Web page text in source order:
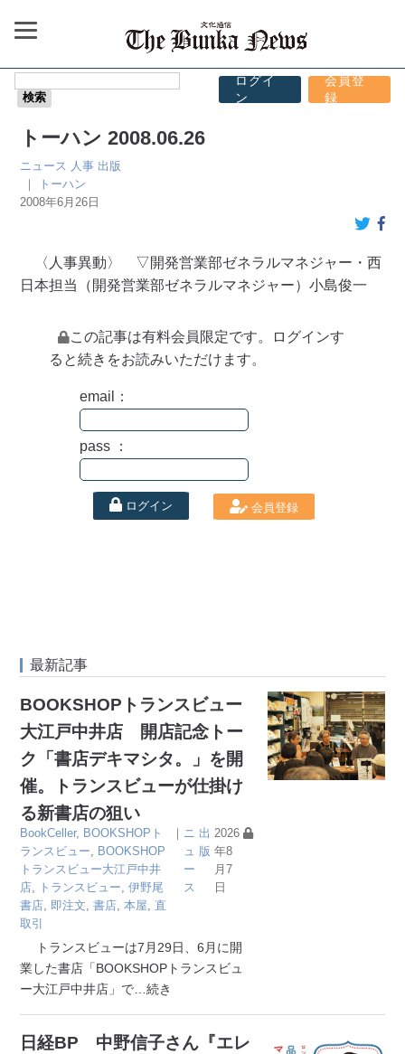
ログイ
ン
会員登
録
トーハン 2008.06.26
ニュース 人事 出版
｜
トーハン
2008年6月26日
〈人事異動〉 ▽開発営業部ゼネラルマネジャー・西
日本担当（開発営業部ゼネラルマネジャー）小島俊一
この記事は有料会員限定です。ログインす
ると続きをお読みいただけます。
email：
pass ：
ログイン 会員登録
最新記事
BOOKSHOPトランスビュー
大江戸中井店 開店記念トー
ク「書店デキマシタ。」を開
催。トランスビューが仕掛け
る新書店の狙い
BookCeller, BOOKSHOPト
ランスビュー, BOOKSHOP
トランスビュー大江戸中井
店, トランスビュー,伊野尾
書店, 即注文,書店,本屋, 直
取引
｜ ニ
ュ
ー
ス
出
版
2026
年8
月7
日
トランスビューは7月29日、6月に開
業した書店「BOOKSHOPトランスビュ
ー大江戸中井店」で …続き
日経BP 中野信子さん『エレ